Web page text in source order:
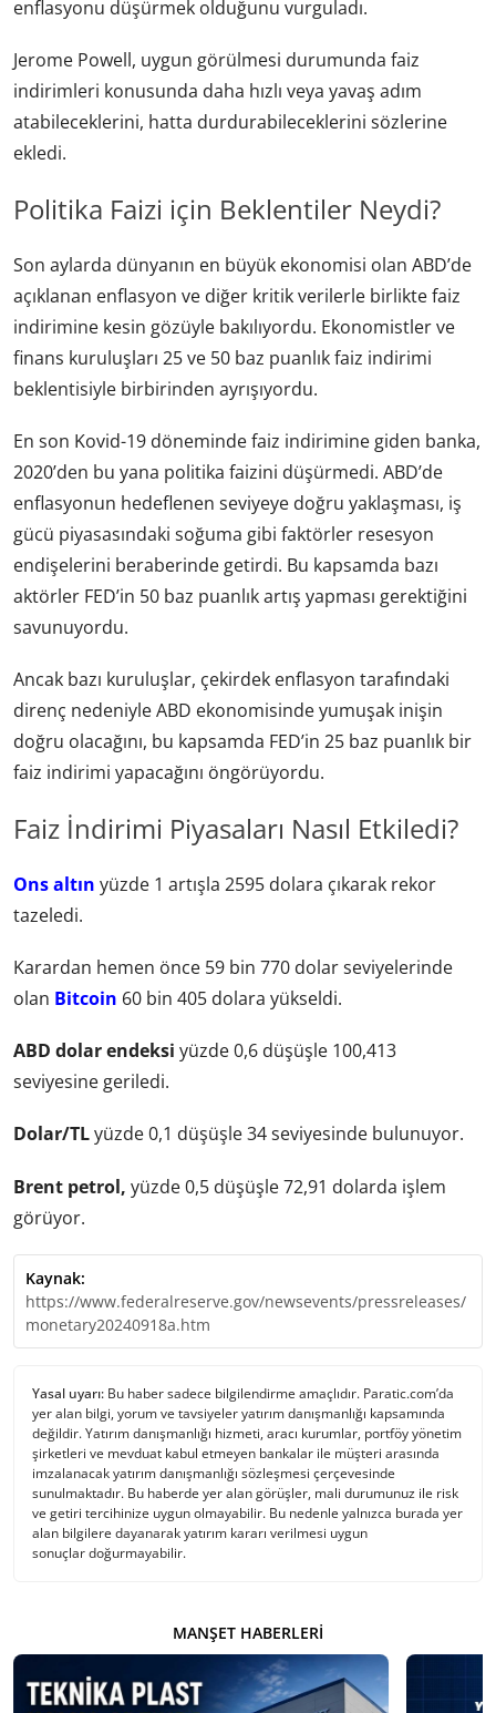
enflasyonu düşürmek olduğunu vurguladı.
Jerome Powell, uygun görülmesi durumunda faiz
indirimleri konusunda daha hızlı veya yavaş adım
atabileceklerini, hatta durdurabileceklerini sözlerine
ekledi.
Politika Faizi için Beklentiler Neydi?
Son aylarda dünyanın en büyük ekonomisi olan ABD’de
açıklanan enflasyon ve diğer kritik verilerle birlikte faiz
indirimine kesin gözüyle bakılıyordu. Ekonomistler ve
finans kuruluşları 25 ve 50 baz puanlık faiz indirimi
beklentisiyle birbirinden ayrışıyordu.
En son Kovid-19 döneminde faiz indirimine giden banka,
2020’den bu yana politika faizini düşürmedi. ABD’de
enflasyonun hedeflenen seviyeye doğru yaklaşması, iş
gücü piyasasındaki soğuma gibi faktörler resesyon
endişelerini beraberinde getirdi. Bu kapsamda bazı
aktörler FED’in 50 baz puanlık artış yapması gerektiğini
savunuyordu.
Ancak bazı kuruluşlar, çekirdek enflasyon tarafındaki
direnç nedeniyle ABD ekonomisinde yumuşak inişin
doğru olacağını, bu kapsamda FED’in 25 baz puanlık bir
faiz indirimi yapacağını öngörüyordu.
Faiz İndirimi Piyasaları Nasıl Etkiledi?
Ons altın yüzde 1 artışla 2595 dolara çıkarak rekor
tazeledi.
Karardan hemen önce 59 bin 770 dolar seviyelerinde
olan Bitcoin 60 bin 405 dolara yükseldi.
ABD dolar endeksi yüzde 0,6 düşüşle 100,413
seviyesine geriledi.
Dolar/TLyüzde 0,1 düşüşle 34 seviyesinde bulunuyor.
Brent petrol, yüzde 0,5 düşüşle 72,91 dolarda işlem
görüyor.
Kaynak:
https://www.federalreserve.gov/newsevents/pressreleases/
monetary20240918a.htm
Yasal uyarı: Bu haber sadece bilgilendirme amaçlıdır. Paratic.com’da
yer alan bilgi, yorum ve tavsiyeler yatırım danışmanlığı kapsamında
değildir. Yatırım danışmanlığı hizmeti, aracı kurumlar, portföy yönetim
şirketleri ve mevduat kabul etmeyen bankalar ile müşteri arasında
imzalanacak yatırım danışmanlığı sözleşmesi çerçevesinde
sunulmaktadır. Bu haberde yer alan görüşler, mali durumunuz ile risk
ve getiri tercihinize uygun olmayabilir. Bu nedenle yalnızca burada yer
alan bilgilere dayanarak yatırım kararı verilmesi uygun
sonuçlar doğurmayabilir.
MANŞET HABERLERI